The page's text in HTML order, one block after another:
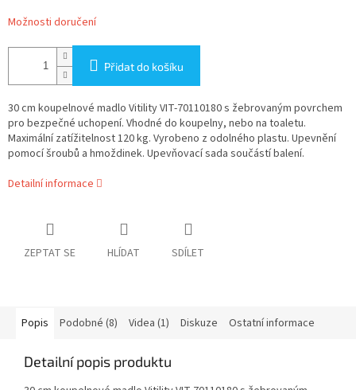
Možnosti doručení
Přidat do košíku
30 cm koupelnové madlo Vitility VIT-70110180 s žebrovaným povrchem
pro bezpečné uchopení. Vhodné do koupelny, nebo na toaletu.
Maximální zatížitelnost 120 kg. Vyrobeno z odolného plastu. Upevnění
pomocí šroubů a hmoždinek. Upevňovací sada součástí balení.
Detailní informace
ZEPTAT SE HLÍDAT SDÍLET
Popis Podobné (8) Videa (1) Diskuze Ostatní informace
Detailní popis produktu